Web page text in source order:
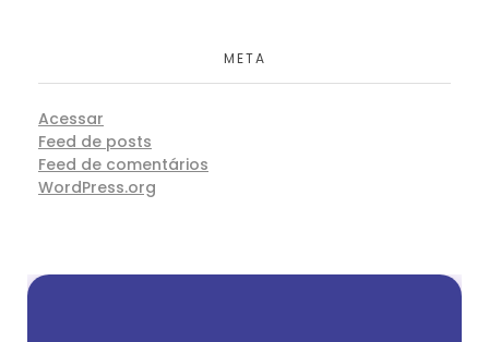
META
Acessar
Feed de posts
Feed de comentários
WordPress.org